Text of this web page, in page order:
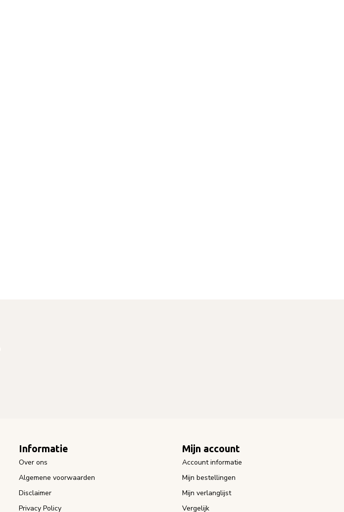
Informatie
Over ons
Algemene voorwaarden
Disclaimer
Privacy Policy
Mijn account
Account informatie
Mijn bestellingen
Mijn verlanglijst
Vergelijk